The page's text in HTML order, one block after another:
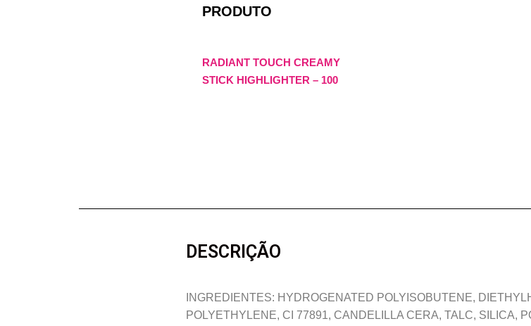
PRODUTO
RADIANT TOUCH CREAMY
STICK HIGHLIGHTER – 100
DESCRIÇÃO
INGREDIENTES: HYDROGENATED POLYISOBUTENE,
POLYETHYLENE, CI 77891, CANDELILLA CERA, TALC, SILICA,